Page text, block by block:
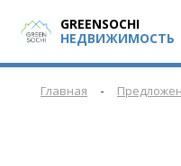
GREENSOCHI
НЕДВИЖИМОСТЬ
Главная -